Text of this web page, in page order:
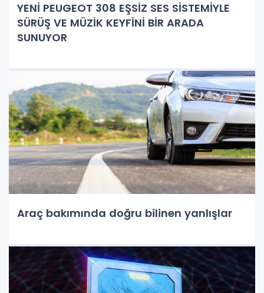
YENİ PEUGEOT 308 EŞSİZ SES SİSTEMİYLE
SÜRÜŞ VE MÜZİK KEYFİNİ BİR ARADA
SUNUYOR
Araç bakımında doğru bilinen yanlışlar